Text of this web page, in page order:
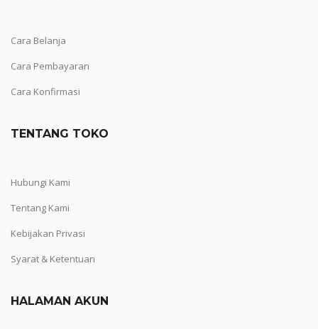
Cara Belanja
Cara Pembayaran
Cara Konfirmasi
TENTANG TOKO
Hubungi Kami
Tentang Kami
Kebijakan Privasi
Syarat & Ketentuan
HALAMAN AKUN